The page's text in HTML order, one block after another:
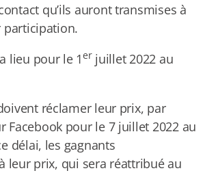
qu’ils auront transmises à
participation.
lieu pour le 1erjuillet 2022 au
réclamer leur prix, par
Facebook pour le 7 juillet 2022 au
délai, les gagnants
leur prix, qui sera réattribué au